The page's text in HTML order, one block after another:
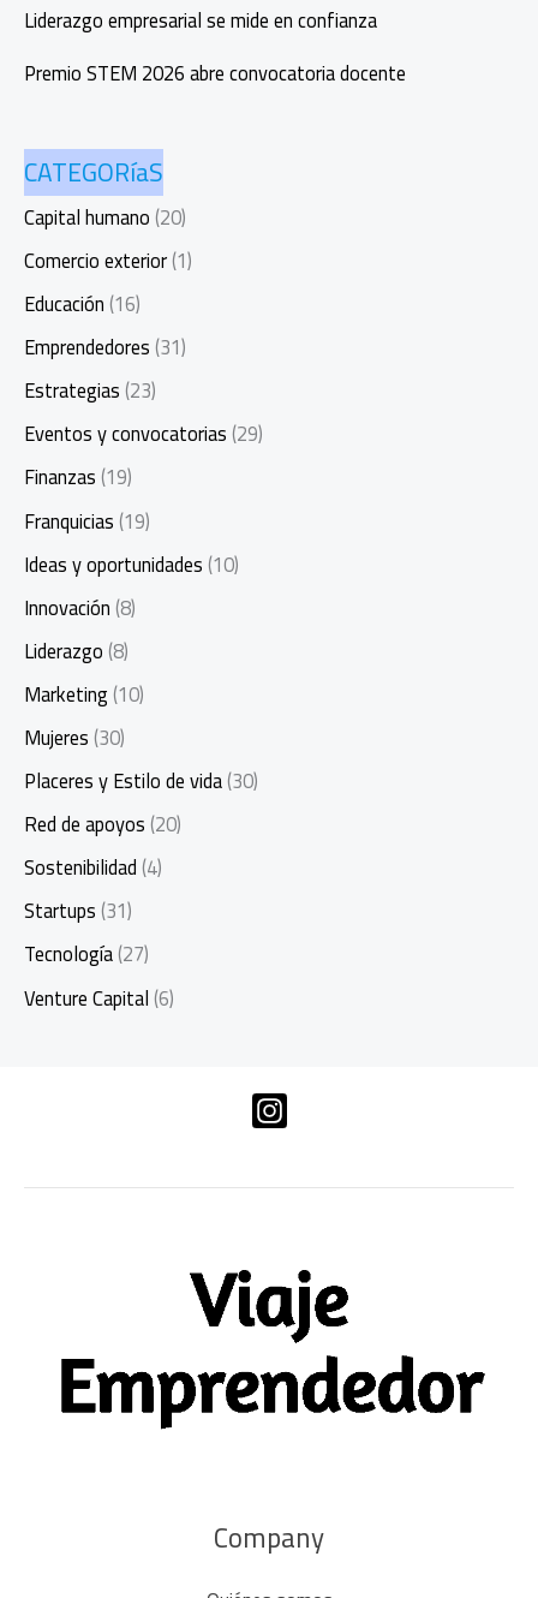
Liderazgo empresarial se mide en confianza
Premio STEM 2026 abre convocatoria docente
CATEGORíaS
Capital humano(20)
Comercio exterior(1)
Educación(16)
Emprendedores(31)
Estrategias(23)
Eventos y convocatorias(29)
Finanzas(19)
Franquicias(19)
Ideas y oportunidades(10)
Innovación(8)
Liderazgo(8)
Marketing(10)
Mujeres(30)
Placeres y Estilo de vida(30)
Red de apoyos(20)
Sostenibilidad(4)
Startups(31)
Tecnología(27)
Venture Capital(6)
Company